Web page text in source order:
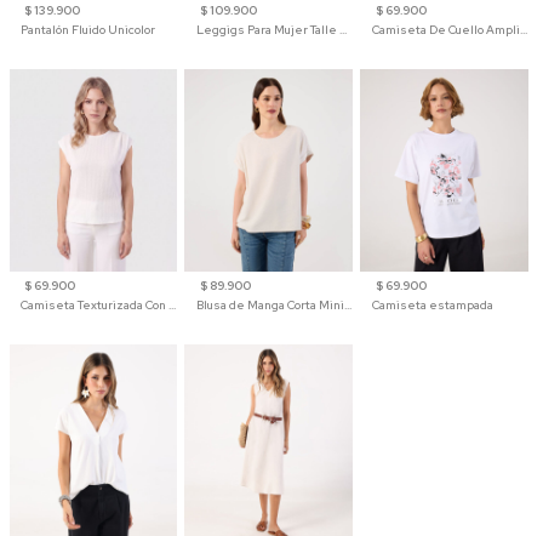
$ 139.900
Pantalón Fluido Unicolor
$ 109.900
Leggigs Para Mujer Talle Alto Liso
$ 69.900
Camiseta De Cuello Amplio Y Manga 3/4 Para Mujer
$ 69.900
Camiseta Texturizada Con Hombro Caído Para Mujer
$ 89.900
Blusa de Manga Corta Minimalista para Mujer
$ 69.900
Camiseta estampada